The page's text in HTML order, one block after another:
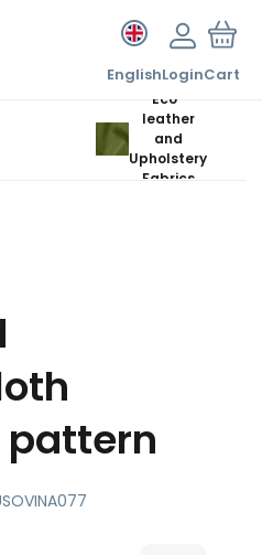
EnglishLoginCart
Eco-
leather
and
Upholstery
Fabrics
pattern